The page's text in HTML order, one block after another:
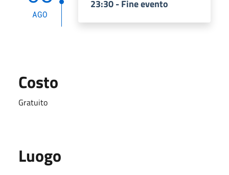
AGO
23:30 - Fine evento
Costo
Gratuito
Luogo